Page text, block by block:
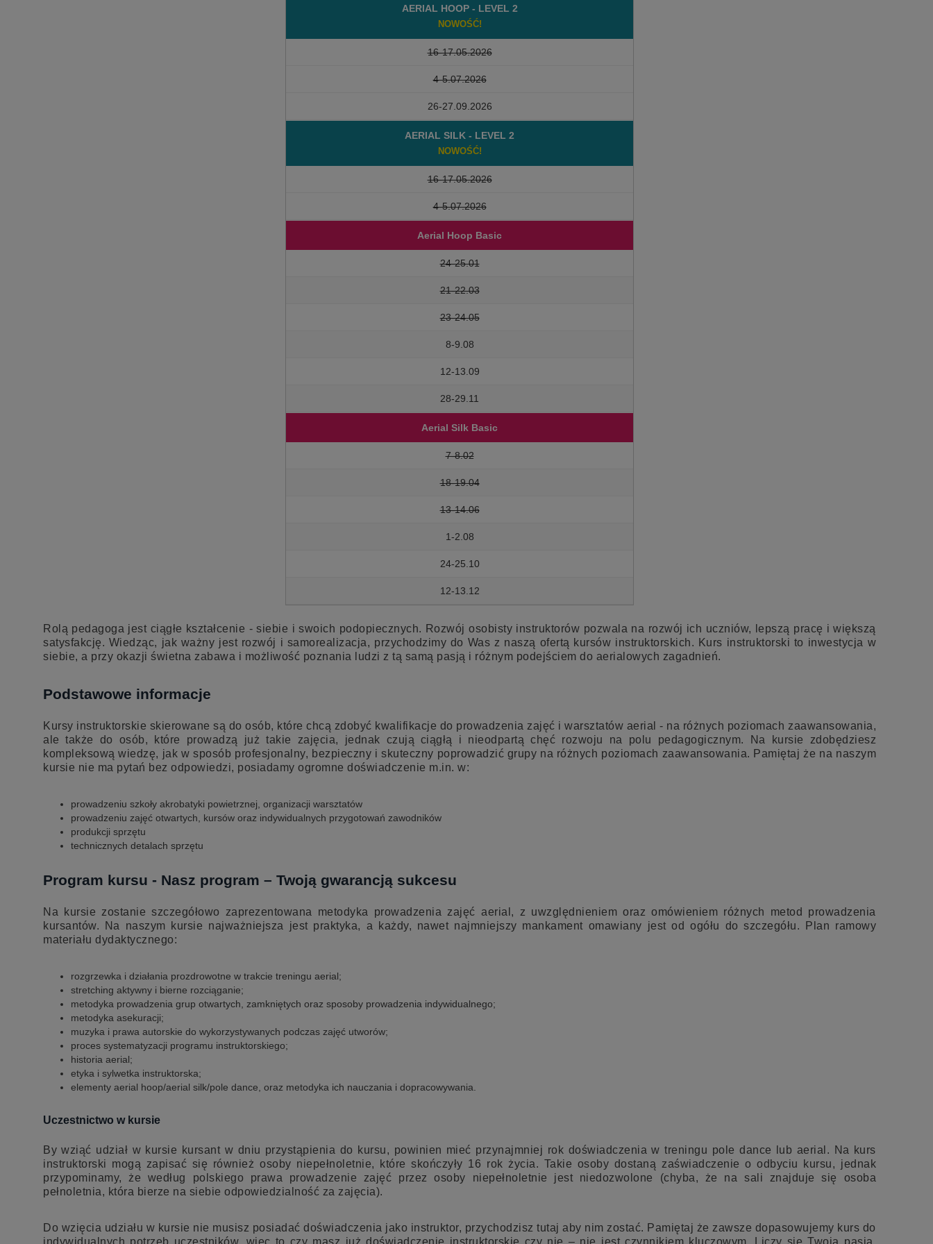
AERIAL HOOP - LEVEL 2
NOWOŚĆ!
16-17.05.2026
4-5.07.2026
26-27.09.2026
AERIAL SILK - LEVEL 2
NOWOŚĆ!
16-17.05.2026
4-5.07.2026
Aerial Hoop Basic
24-25.01
21-22.03
23-24.05
8-9.08
12-13.09
28-29.11
Aerial Silk Basic
7-8.02
18-19.04
13-14.06
1-2.08
24-25.10
12-13.12
Rolą pedagoga jest ciągłe kształcenie - siebie i swoich podopiecznych. Rozwój osobisty instruktorów pozwala na rozwój ich uczniów, lepszą pracę i większą
satysfakcję. Wiedząc, jak ważny jest rozwój i samorealizacja, przychodzimy do Was z naszą ofertą kursów instruktorskich. Kurs instruktorski to inwestycja w
siebie, a przy okazji świetna zabawa i możliwość poznania ludzi z tą samą pasją i różnym podejściem do aerialowych zagadnień.
Podstawowe informacje
Kursy instruktorskie skierowane są do osób, które chcą zdobyć kwalifikacje do prowadzenia zajęć i warsztatów aerial - na różnych poziomach zaawansowania,
ale także do osób, które prowadzą już takie zajęcia, jednak czują ciągłą i nieodpartą chęć rozwoju na polu pedagogicznym. Na kursie zdobędziesz
kompleksową wiedzę, jak w sposób profesjonalny, bezpieczny i skuteczny poprowadzić grupy na różnych poziomach zaawansowania. Pamiętaj że na naszym
kursie nie ma pytań bez odpowiedzi, posiadamy ogromne doświadczenie m.in. w:
prowadzeniu szkoły akrobatyki powietrznej, organizacji warsztatów
prowadzeniu zajęć otwartych, kursów oraz indywidualnych przygotowań zawodników
produkcji sprzętu
technicznych detalach sprzętu
Program kursu - Nasz program – Twoją gwarancją sukcesu
Na kursie zostanie szczegółowo zaprezentowana metodyka prowadzenia zajęć aerial, z uwzględnieniem oraz omówieniem różnych metod prowadzenia
kursantów. Na naszym kursie najważniejsza jest praktyka, a każdy, nawet najmniejszy mankament omawiany jest od ogółu do szczegółu. Plan ramowy
materiału dydaktycznego:
rozgrzewka i działania prozdrowotne w trakcie treningu aerial;
stretching aktywny i bierne rozciąganie;
metodyka prowadzenia grup otwartych, zamkniętych oraz sposoby prowadzenia indywidualnego;
metodyka asekuracji;
muzyka i prawa autorskie do wykorzystywanych podczas zajęć utworów;
proces systematyzacji programu instruktorskiego;
historia aerial;
etyka i sylwetka instruktorska;
elementy aerial hoop/aerial silk/pole dance, oraz metodyka ich nauczania i dopracowywania.
Uczestnictwo w kursie
By wziąć udział w kursie kursant w dniu przystąpienia do kursu, powinien mieć przynajmniej rok doświadczenia w treningu pole dance lub aerial. Na kurs
instruktorski mogą zapisać się również osoby niepełnoletnie, które skończyły 16 rok życia. Takie osoby dostaną zaświadczenie o odbyciu kursu, jednak
przypominamy, że według polskiego prawa prowadzenie zajęć przez osoby niepełnoletnie jest niedozwolone (chyba, że na sali znajduje się osoba
pełnoletnia, która bierze na siebie odpowiedzialność za zajęcia).
Do wzięcia udziału w kursie nie musisz posiadać doświadczenia jako instruktor, przychodzisz tutaj aby nim zostać. Pamiętaj że zawsze dopasowujemy kurs do